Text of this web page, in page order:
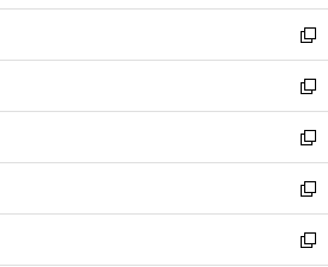
ウ
ィ
ン
ド
ウ
で
開
く
し
い
ウ
ィ
ン
ド
ウ
で
開
く
新
し
い
ウ
ィ
ン
ド
ウ
で
新
し
い
ウ
ィ
ン
ド
新
し
い
ウ
ィ
新
し
い
新